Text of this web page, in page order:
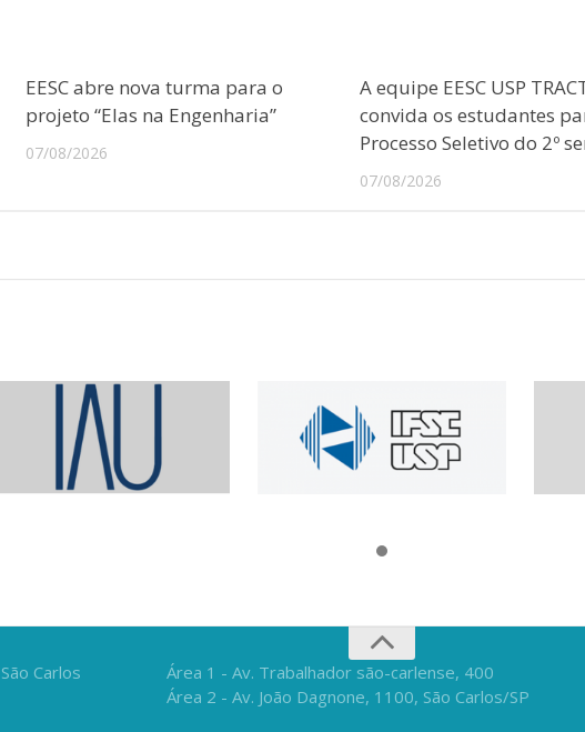
EESC abre nova turma para o
projeto “Elas na Engenharia”
07/08/2026
A equipe EESC USP
convida os estudantes
Processo Seletivo do 2º
07/08/2026
Carlos
Área 1 - Av. Trabalhador são-carlense, 400
Área 2 - Av. João Dagnone, 1100, São Carlos/SP